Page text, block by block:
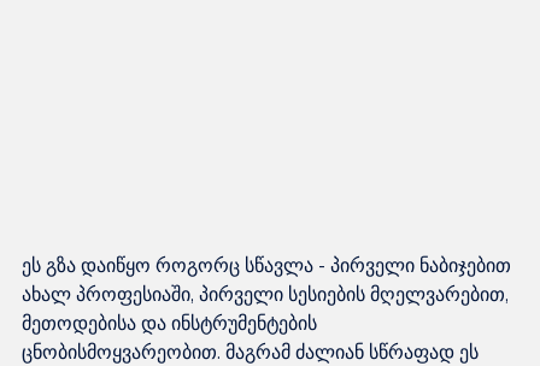
ეს გზა დაიწყო როგორც სწავლა - პირველი ნაბიჯებით
ახალ პროფესიაში, პირველი სესიების მღელვარებით,
მეთოდებისა და ინსტრუმენტების
ცნობისმოყვარეობით. მაგრამ ძალიან სწრაფად ეს